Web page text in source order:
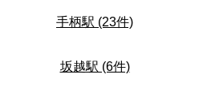
手柄駅 (23件)
坂越駅 (6件)